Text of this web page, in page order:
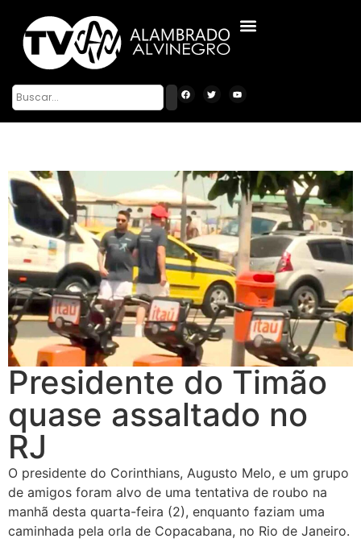
Presidente do Timão
quase assaltado no
RJ
O presidente do Corinthians, Augusto Melo, e um grupo
de amigos foram alvo de uma tentativa de roubo na
manhã desta quarta-feira (2), enquanto faziam uma
caminhada pela orla de Copacabana, no Rio de Janeiro.